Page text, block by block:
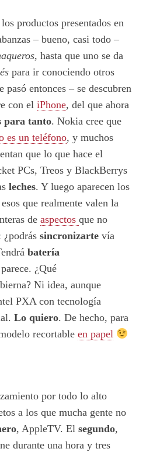
productos presentados en
– bueno, casi todo –
, hasta que uno se da
para ir conociendo otros
entonces – se descubren
con el iPhone, del que ahora
para tanto. Nokia cree que
es un teléfono, y muchos
que lo que hace el
PCs, Treos y BlackBerrys
leches. Y luego aparecen los
que realmente valen la
de aspectos que no
¿podrás sincronizarte vía
batería
¿Qué
Ni idea, aunque
PXA con tecnología
Lo quiero. De hecho, para
recortable en papel
por todo lo alto
a los que mucha gente no
, AppleTV. El segundo,
durante una hora y tres